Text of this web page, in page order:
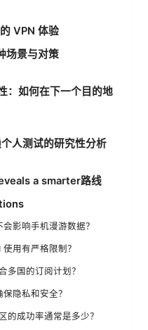
VPN 体验
场景与对策
：如何在下一个目的地
人测试的研究性分析
a smarter路线
影响手机漫游数据？
用有严格限制？
多国的订阅计划？
隐私和安全？
的成功率通常是多少？